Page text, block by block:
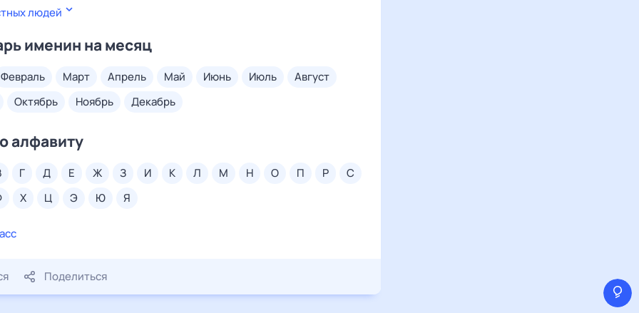
людей
именин на месяц
февраль март апрель май июнь июль
август
октябрь ноябрь декабрь
алфавиту
г д е ж з и к л м н о п р
с
х ц э ю я
Поделиться